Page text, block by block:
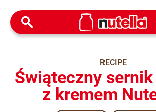
RECIPE
Świąteczny
z kremem